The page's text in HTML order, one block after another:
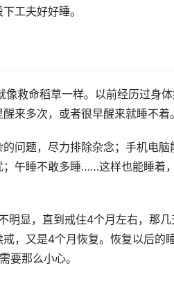
工夫好好睡。
救命稻草一样。以前经历过身
来多次，或者很早醒来就睡不着
问题，尽力排除杂念；手机电
午睡不敢多睡……这样也能睡着
明显，直到戒住4个月左右，那
，又是4个月恢复。恢复以后的
要那么小心。